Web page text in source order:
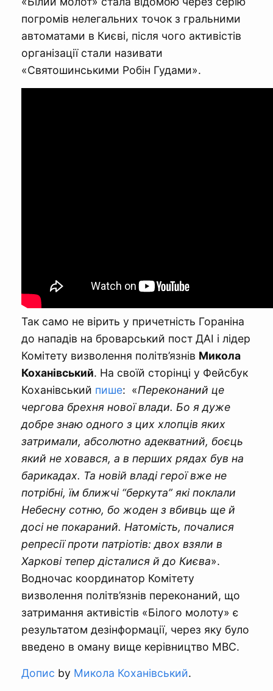
погромів нелегальних точок з гральними
автоматами в Києві, після чого активістів
організації стали називати
«Святошинськими Робін Гудами».
Так само не вірить у причетність Гораніна
до нападів на броварський пост ДАІ і лідер
Комітету визволення політв’язнів Микола
Коханівський. На своїй сторінці у Фейсбук
Коханівський пише: «Переконаний це
чергова брехня нової влади. Бо я дуже
добре знаю одного з цих хлопців яких
затримали, абсолютно адекватний, боєць
який не ховався, а в перших рядах був на
барикадах. Та новій владі герої вже не
потрібні, їм ближчі “беркута” які поклали
Небесну сотню, бо жоден з вбивць ще й
досі не покараний. Натомість, почалися
репресії проти патріотів: двох взяли в
Харкові тепер дісталися й до Києва».
Водночас координатор Комітету
визволення політв’язнів переконаний, що
затримання активістів «Білого молоту» є
результатом дезінформації, через яку було
введено в оману вище керівництво МВС.
Допис by Микола Коханівський.